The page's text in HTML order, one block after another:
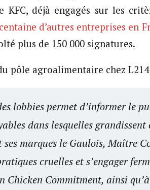
KFC, déjà engagés sur les
d’autres entreprises en
plus de 150 000 signatures.
pôle agroalimentaire chez
lobbies permet d’informer le
dans lesquelles
marques le Gaulois, Maître
cruelles et s’engager
Chicken Commitment, ainsi